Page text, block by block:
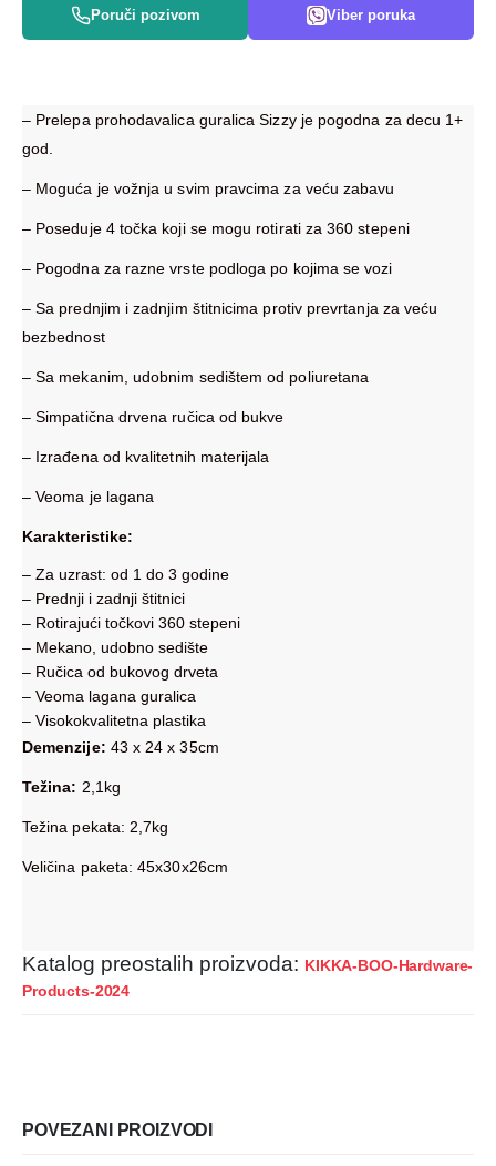
Poruči pozivom Viber poruka
– Prelepa prohodavalica guralica Sizzy je pogodna za decu 1+
god.
– Moguća je vožnja u svim pravcima za veću zabavu
– Poseduje 4 točka koji se mogu rotirati za 360 stepeni
– Pogodna za razne vrste podloga po kojima se vozi
– Sa prednjim i zadnjim štitnicima protiv prevrtanja za veću
bezbednost
– Sa mekanim, udobnim sedištem od poliuretana
– Simpatična drvena ručica od bukve
– Izrađena od kvalitetnih materijala
– Veoma je lagana
Karakteristike:
– Za uzrast: od 1 do 3 godine
– Prednji i zadnji štitnici
– Rotirajući točkovi 360 stepeni
– Mekano, udobno sedište
– Ručica od bukovog drveta
– Veoma lagana guralica
– Visokokvalitetna plastika
Demenzije: 43 x 24 x 35cm
Težina: 2,1kg
Težina pekata: 2,7kg
Veličina paketa: 45x30x26cm
Katalog preostalih proizvoda: KIKKA-BOO-Hardware-
Products-2024
POVEZANI PROIZVODI